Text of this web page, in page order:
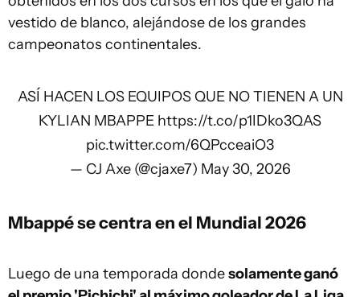
vestido de blanco, alejándose de los grandes
campeonatos continentales.
ASÍ HACEN LOS EQUIPOS QUE NO TIENEN A UN
KYLIAN MBAPPE https://t.co/p1IDko3QAS
pic.twitter.com/6QPcceaiO3
— CJ Axe (@cjaxe7) May 30, 2026
Mbappé se centra en el Mundial 2026
Luego de una temporada dondesolamente ganó